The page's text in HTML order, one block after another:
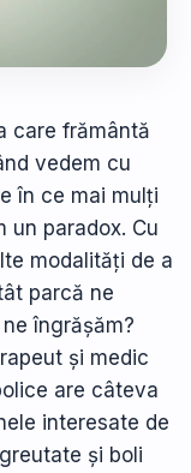
care frământă
vedem cu
în ce mai mulți
un paradox. Cu
modalități de a
parcă ne
îngrășăm?
și medic
are câteva
interesate de
și boli